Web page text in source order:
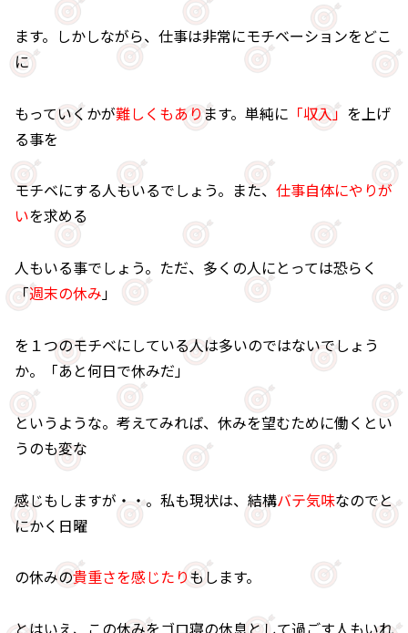
ます。しかしながら、仕事は非常にモチベーションをどこ
に
もっていくかが難しくもあります。単純に 「収入」 を上げ
る事を
モチベにする人もいるでしょう。また、 仕事自体にやりが
いを求める
人もいる事でしょう。ただ、多くの人にとっては恐らく
「週末の休み」
を１つのモチベにしている人は多いのではないでしょう
か。「あと何日で休みだ」
というような。考えてみれば、休みを望むために働くとい
うのも変な
感じもしますが・・。私も現状は、結構バテ気味なのでと
にかく日曜
の休みの貴重さを感じたりもします。
とはいえ、この休みをゴロ寝の休息として過ごす人もいれ